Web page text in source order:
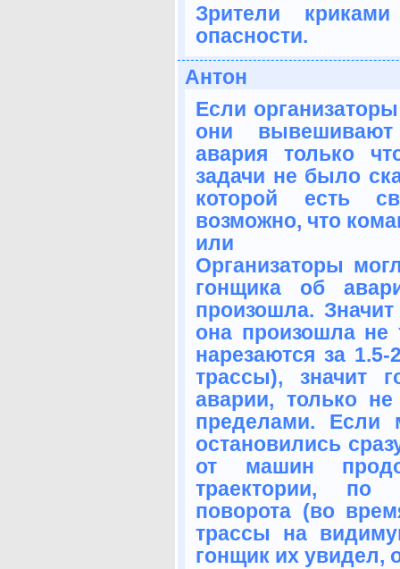
Зрители
опасности.
Антон
Если
они
авария только
задачи не было
которой есть
возможно, что
или
Организаторы
гонщика об
произошла.
она произошла не
нарезаются за
трассы), значит
аварии, только
пределами.
остановились
от машин
траектории, по
поворота (во
трассы на
гонщик их увидел,